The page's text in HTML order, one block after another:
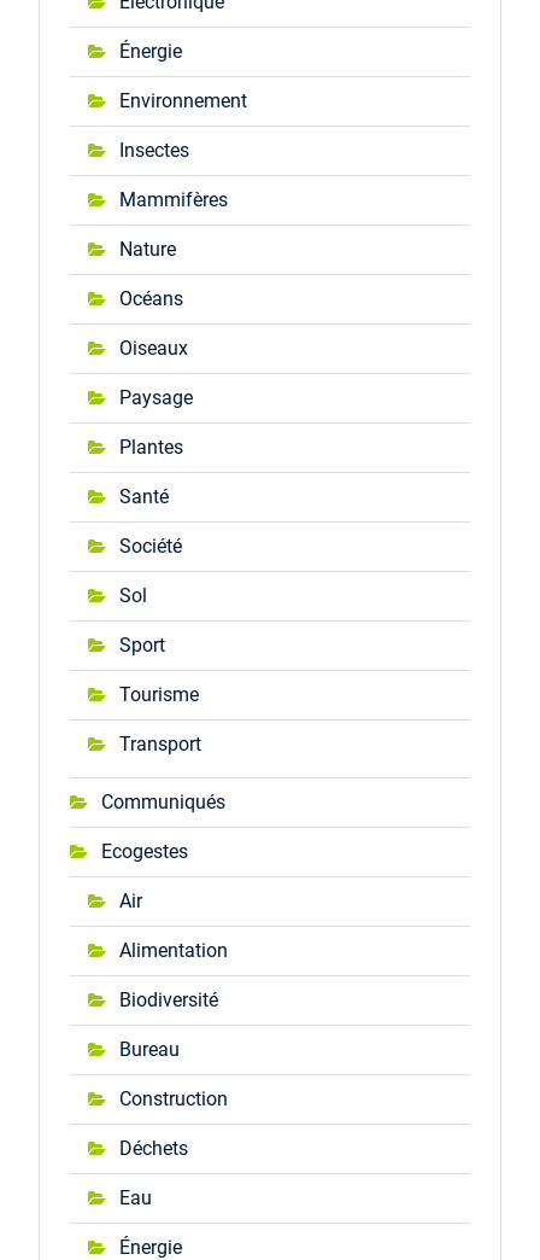
Énergie
Environnement
Insectes
Mammifères
Nature
Océans
Oiseaux
Paysage
Plantes
Santé
Société
Sol
Sport
Tourisme
Transport
Communiqués
Ecogestes
Air
Alimentation
Biodiversité
Bureau
Construction
Déchets
Eau
Énergie